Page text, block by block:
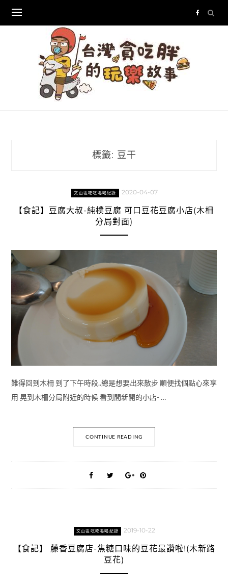
content
標籤: 豆干
文山區吃吃喝喝紀錄 2020-04-07
【食記】豆腐大叔-純樸豆腐 可口豆花豆腐小店(木柵
分局對面)
難得回到木柵 到了下午時段..總是想要出來散步 順便找個點心來享
用 晃到木柵分局附近的時候 看到間新開的小店- …
CONTINUE READING
文山區吃吃喝喝紀錄 2019-10-22
【食記】 藤香豆腐店-焦糖口味的豆花最讚啦!(木新路
豆花)